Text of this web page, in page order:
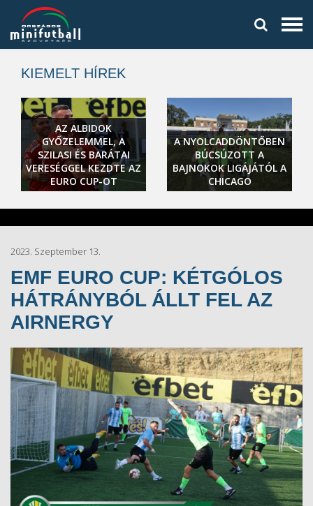
KIEMELT HÍREK
AZ ALBIDOK
GYŐZELEMMEL, A
SZILASI ÉS BARÁTAI
VERESÉGGEL KEZDTE AZ
EURO CUP-OT
A NYOLCADDÖNTŐBEN
BÚCSÚZOTT A
BAJNOKOK LIGÁJÁTÓL A
CHICAGO
2023. Szeptember 13.
EMF EURO CUP: KÉTGÓLOS
HÁTRÁNYBÓL ÁLLT FEL AZ
AIRNERGY